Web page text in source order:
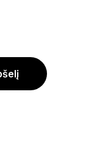
'3 MasterChef'